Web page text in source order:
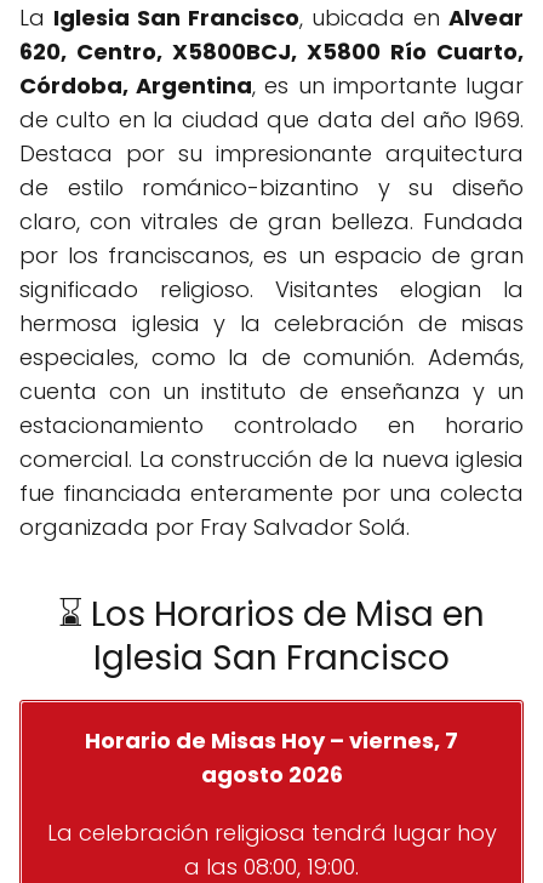
La Iglesia San Francisco, ubicada en Alvear
620, Centro, X5800BCJ, X5800 Río Cuarto,
Córdoba, Argentina, es un importante lugar
de culto en la ciudad que data del año l969.
Destaca por su impresionante arquitectura
de estilo románico-bizantino y su diseño
claro, con vitrales de gran belleza. Fundada
por los franciscanos, es un espacio de gran
significado religioso. Visitantes elogian la
hermosa iglesia y la celebración de misas
especiales, como la de comunión. Además,
cuenta con un instituto de enseñanza y un
estacionamiento controlado en horario
comercial. La construcción de la nueva iglesia
fue financiada enteramente por una colecta
organizada por Fray Salvador Solá.
⌛ Los Horarios de Misa en
Iglesia San Francisco
Horario de Misas Hoy – viernes, 7
agosto 2026
La celebración religiosa tendrá lugar hoy
a las 08:00, 19:00.